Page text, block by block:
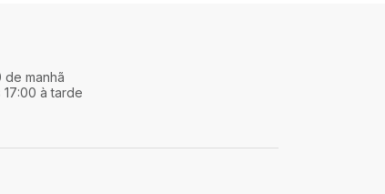
de manhã
17:00 à tarde